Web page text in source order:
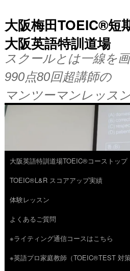
大阪梅田TOEIC®短
大阪英語特訓道場
スクールとは一線を
990点80回超講師の
マンツーマンレッス
コ
ン
テ
ン
ツ
へ
大阪英語特訓道場TOEIC®コーストップ
TOEIC®L&R スコアアップ実績
体験レッスン
よくあるご質問
※ライティング通信コースはこちら
※英語プロ家庭教師（TOEIC®TEST 対